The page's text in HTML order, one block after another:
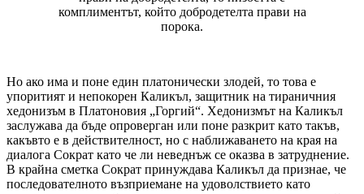
комплиментът, който добродетелта прави на
порока.
Но ако има и поне един платонически злодей, то това е
упоритият и непокорен Каликъл, защитник на тираничния
хедонизъм в Платоновия „Горгий“. Хедонизмът на Каликъл
заслужава да бъде опроверган или поне разкрит като такъв,
какъвто е в действителност, но с наближаването на края на
диалога Сократ като че ли неведнъж се оказва в затруднение.
В крайна сметка Сократ принуждава Каликъл да признае, че
последователното възприемане на удоволствието като